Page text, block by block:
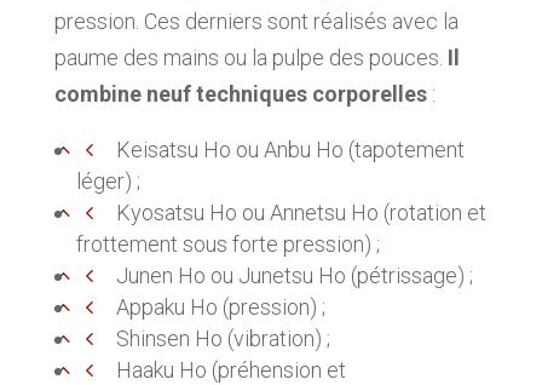
pression. Ces derniers sont réalisés avec la
paume des mains ou la pulpe des pouces. Il
combine neuf techniques corporelles:
Keisatsu Ho ou Anbu Ho (tapotement
léger) ;
Kyosatsu Ho ou Annetsu Ho (rotation et
frottement sous forte pression) ;
Junen Ho ou Junetsu Ho (pétrissage) ;
Appaku Ho (pression) ;
Shinsen Ho (vibration) ;
Haaku Ho (préhension et